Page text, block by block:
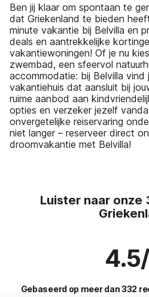
Ben jij klaar om spontaan te
dat Griekenland te bieden
minute vakantie bij Belvilla en
deals en aantrekkelijke
vakantiewoningen! Of je nu
zwembad, een sfeervol
accommodatie: bij Belvilla
vakantiehuis dat aansluit bij
ruime aanbod aan
opties en verzeker jezelf
onvergetelijke reiservaring
niet langer – reserveer direct
droomvakantie met Belvilla!
Luister naar onze
Gebaseerd op meer dan 332